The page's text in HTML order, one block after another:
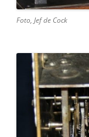
Foto, Jef de Cock